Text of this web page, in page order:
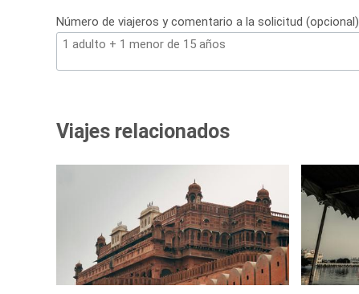
Número de viajeros y comentario a la solicitud (opcional)
Viajes relacionados